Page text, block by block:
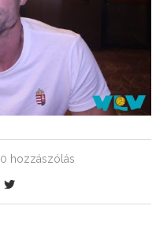
0 hozzászólás